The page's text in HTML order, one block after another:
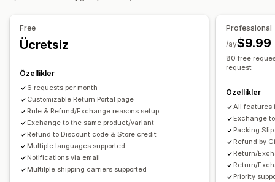
İade edilemeyen ürünler
İade nedenleri
Çoklu dil
Kargo etiketleri
E-posta bildirimleri
Stok güncellemeleri
Free
Ücretsiz
Özellikler
6 requests per month
Customizable Return Portal page
Rule & Refund/Exchange reasons setup
Exchange to the same product/variant
Refund to Discount code & Store credit
Multiple languages supported
Notifications via email
Multilple shipping carriers supported
Professional
$9.99
/ay
80 free
request
Özellikler
All features
Exchange
Packing
Refund by
Return/
Return/
Priority